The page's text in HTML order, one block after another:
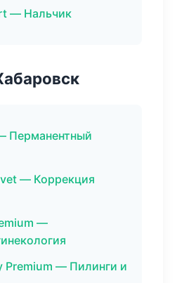
— Нальчик
Перманентный
— Коррекция
—
Premium — Пилинги и